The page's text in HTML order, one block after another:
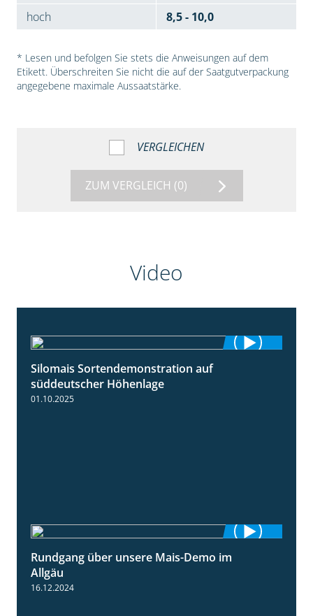
hoch
8,5 - 10,0
* Lesen und befolgen Sie stets die Anweisungen auf dem
Etikett. Überschreiten Sie nicht die auf der Saatgutverpackung
angegebene maximale Aussaatstärke.
VERGLEICHEN
ZUM VERGLEICH (0)
Video
Silomais Sortendemonstration auf
süddeutscher Höhenlage
01.10.2025
Rundgang über unsere Mais-Demo im
Allgäu
16.12.2024